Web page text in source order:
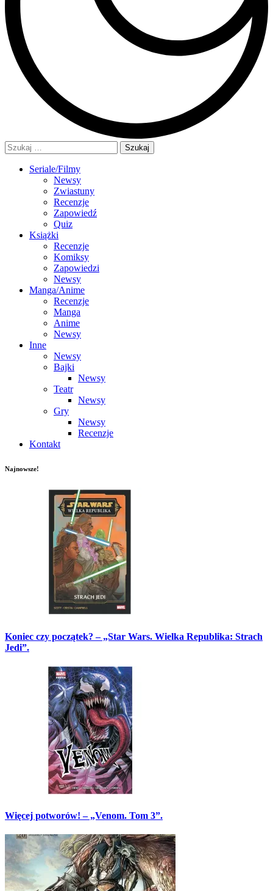
Szukaj:
Seriale/Filmy
Newsy
Zwiastuny
Recenzje
Zapowiedź
Quiz
Książki
Recenzje
Komiksy
Zapowiedzi
Newsy
Manga/Anime
Recenzje
Manga
Anime
Newsy
Inne
Newsy
Bajki
Newsy
Teatr
Newsy
Gry
Newsy
Recenzje
Kontakt
Najnowsze!
Koniec czy początek? – „Star Wars. Wielka Republika: Strach
Jedi”.
Więcej potworów! – „Venom. Tom 3”.